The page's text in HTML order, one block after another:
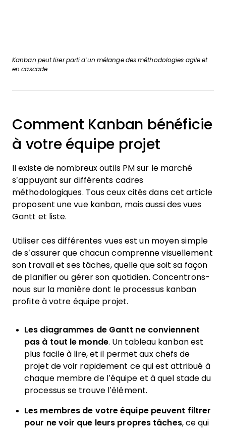
Kanban peut tirer parti d’un mélange des méthodologies agile et
en cascade.
Comment Kanban bénéficie
à votre équipe projet
Il existe de nombreux outils PM sur le marché
s’appuyant sur différents cadres
méthodologiques. Tous ceux cités dans cet article
proposent une vue kanban, mais aussi des vues
Gantt et liste.
Utiliser ces différentes vues est un moyen simple
de s’assurer que chacun comprenne visuellement
son travail et ses tâches, quelle que soit sa façon
de planifier ou gérer son quotidien. Concentrons-
nous sur la manière dont le processus kanban
profite à votre équipe projet.
Les diagrammes de Gantt ne conviennent
pas à tout le monde. Un tableau kanban est
plus facile à lire, et il permet aux chefs de
projet de voir rapidement ce qui est attribué à
chaque membre de l’équipe et à quel stade du
processus se trouve l’élément.
Les membres de votre équipe peuvent filtrer
pour ne voir que leurs propres tâches, ce qui